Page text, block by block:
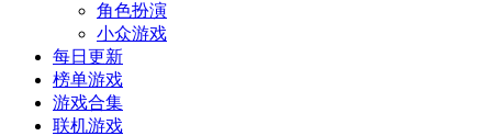
角色扮演
小众游戏
每日更新
榜单游戏
游戏合集
联机游戏